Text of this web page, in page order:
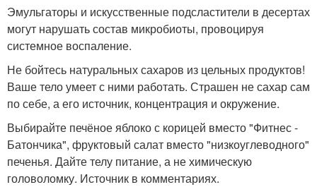
Эмульгаторы и искусственные подсластители в десертах
могут нарушать состав микробиоты, провоцируя
системное воспаление.
Не бойтесь натуральных сахаров из цельных продуктов!
Ваше тело умеет с ними работать. Страшен не сахар сам
по себе, а его источник, концентрация и окружение.
Выбирайте печёное яблоко с корицей вместо "Фитнес -
Батончика", фруктовый салат вместо "низкоуглеводного"
печенья. Дайте телу питание, а не химическую
головоломку. Источник в комментариях.